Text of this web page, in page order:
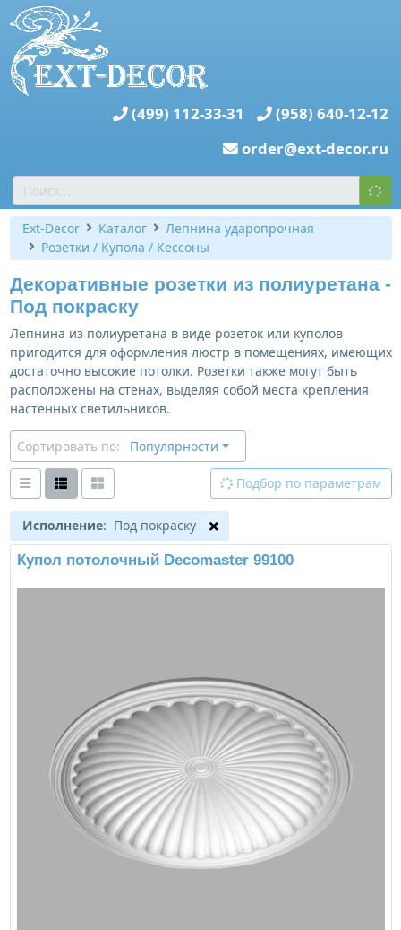
(499) 112-33-31
(958) 640-12-12
order@ext-decor.ru
Ext-Decor Каталог
Лепнина ударопрочная
Розетки / Купола / Кессоны
Декоративные розетки из полиуретана -
Под покраску
Лепнина из полиуретана в виде розеток или куполов
пригодится для оформления люстр в помещениях, имеющих
достаточно высокие потолки. Розетки также могут быть
расположены на стенах, выделяя собой места крепления
настенных светильников.
Сортировать по: Популярности
Подбор по параметрам
Исполнение: Под покраску
Купол потолочный Decomaster 99100